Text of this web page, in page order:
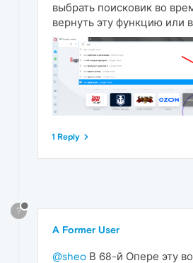
выбрать поисковик во
вернуть эту функцию или
1 Reply
?
A Former User
@sheo В 68-й Опере эту